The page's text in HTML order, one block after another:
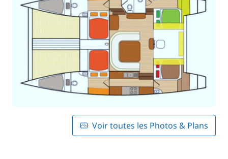
Voir toutes les Photos & Plans